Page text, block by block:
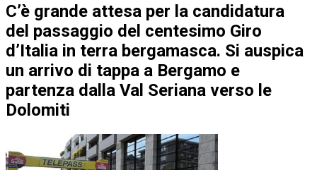
C’è grande attesa per la candidatura
del passaggio del centesimo Giro
d’Italia in terra bergamasca. Si auspica
un arrivo di tappa a Bergamo e
partenza dalla Val Seriana verso le
Dolomiti